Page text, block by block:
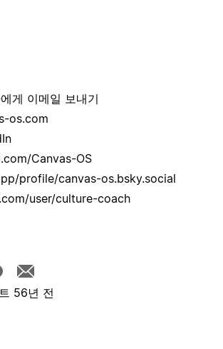
게 이메일 보내기
os.com
Canvas-OS
profile/canvas-os.bsky.social
user/culture-coach
56년 전